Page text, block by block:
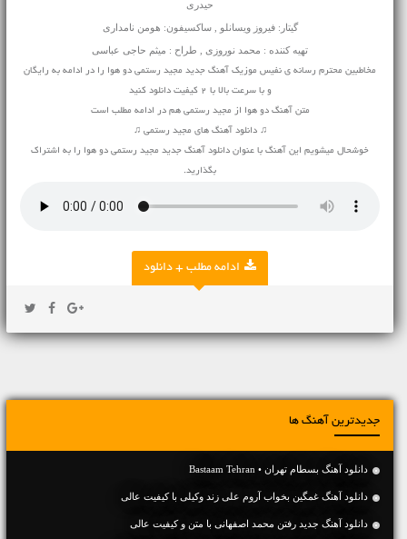
حیدری
گیتار: فیروز ویسانلو , ساکسیفون: هومن نامداری
تهیه کننده : محمد نوروزی , طراح : میثم حاجی عباسی
مخاطبین محترم رسانه ی نفیس موزیک آهنگ جدید مجید رستمی دو هوا را در ادامه به رایگان
و با سرعت بالا با 2 کیفیت دانلود کنید
متن آهنگ دو هوا از مجید رستمی هم در ادامه مطلب است
♫ دانلود آهنگ های مجید رستمی ♫
خوشحال میشویم این آهنگ با عنوان دانلود آهنگ جدید مجید رستمی دو هوا را به اشتراک
بگذارید.
ادامه مطلب + دانلود
جدیدترین آهنگ ها
دانلود آهنگ بسطام تهران • Bastaam Tehran
دانلود آهنگ غمگین بخواب آروم علی زند وکیلی با کیفیت عالی
دانلود آهنگ جديد رفتن محمد اصفهانی با متن و کیفیت عالی